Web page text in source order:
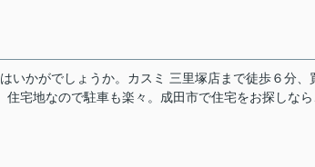
かがでしょうか。カスミ 三里塚店まで徒歩６分、
宅地なので駐車も楽々。成田市で住宅をお探しな